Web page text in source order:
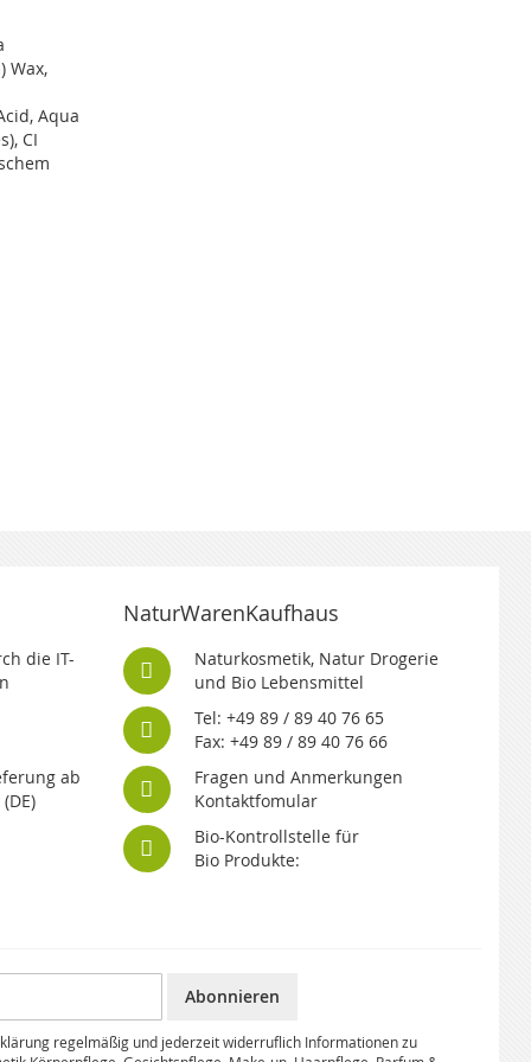
Wax,
Aqua
CI
die IT-
ab
NaturWarenKaufhaus
Naturkosmetik, Natur Drogerie
und Bio Lebensmittel
Tel: +49 89 / 89 40 76 65
Fax: +49 89 / 89 40 76 66
Fragen und Anmerkungen
Kontaktfomular
Bio-Kontrollstelle für
Bio Produkte:
Abonnieren
regelmäßig und jederzeit widerruflich Informationen zu